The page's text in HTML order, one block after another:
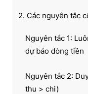
2. Các nguyên tắc
Nguyên tắc 1:
dự báo dòng tiền
Nguyên tắc 2:
thu > chi)